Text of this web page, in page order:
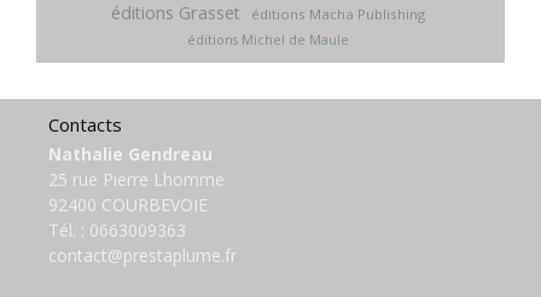
éditions Grasset
éditions Macha Publishing
éditions Michel de Maule
Contacts
Nathalie Gendreau
25 rue Pierre Lhomme
92400 COURBEVOIE
Tél. : 0663009363
contact@prestaplume.fr